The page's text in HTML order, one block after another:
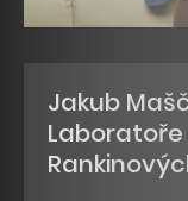
Jakub